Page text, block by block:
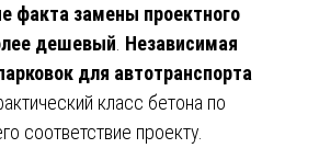
факта замены проектного
дешевый Независимая
для автотранспорта
класс бетона по
соответствие проекту.